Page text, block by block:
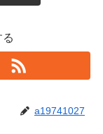
a19741027